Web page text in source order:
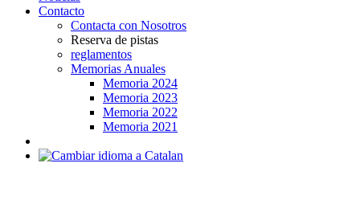
Contacto
Contacta con Nosotros
Reserva de pistas
reglamentos
Memorias Anuales
Memoria 2024
Memoria 2023
Memoria 2022
Memoria 2021